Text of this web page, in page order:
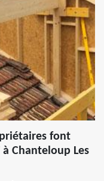
font
à Chanteloup Les